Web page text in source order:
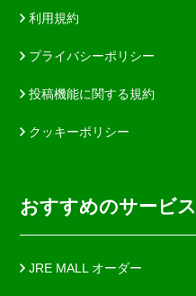
利用規約
プライバシーポリシー
投稿機能に関する規約
クッキーポリシー
おすすめのサービス
JRE MALL オーダー